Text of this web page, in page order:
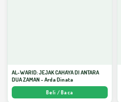
AL-WARID: JEJAK CAHAYA DI ANTARA
DUA ZAMAN - Arda Dinata
Beli / Baca